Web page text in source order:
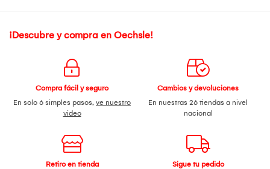
¡Descubre y compra en Oechsle!
Compra fácil y seguro
En solo 6 simples pasos, ve nuestro
video
Cambios y devoluciones
En nuestras 26 tiendas a nivel
nacional
Retiro en tienda
Sigue tu pedido